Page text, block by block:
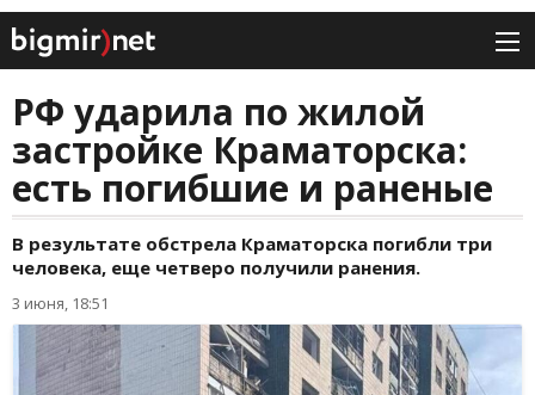
РФ ударила по жилой
застройке Краматорска:
есть погибшие и раненые
В результате обстрела Краматорска погибли три
человека, еще четверо получили ранения.
3 июня, 18:51